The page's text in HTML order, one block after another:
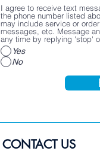
I agree to receive text
the phone number listed above. Message frequency
may include service or
messages, etc. Message
any time by replying 'stop'
Yes
No
CONTACT US